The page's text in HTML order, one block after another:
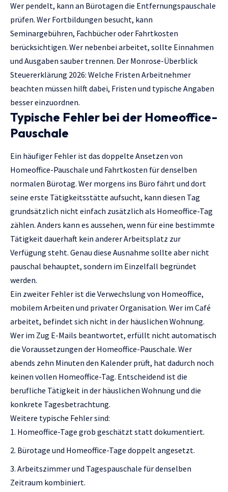
Wer pendelt, kann an Bürotagen die Entfernungspauschale
prüfen. Wer Fortbildungen besucht, kann
Seminargebühren, Fachbücher oder Fahrtkosten
berücksichtigen. Wer nebenbei arbeitet, sollte Einnahmen
und Ausgaben sauber trennen. Der Monrose-Überblick
Steuererklärung 2026: Welche Fristen Arbeitnehmer
beachten müssen hilft dabei, Fristen und typische Angaben
besser einzuordnen.
Typische Fehler bei der Homeoffice-
Pauschale
Ein häufiger Fehler ist das doppelte Ansetzen von
Homeoffice-Pauschale und Fahrtkosten für denselben
normalen Bürotag. Wer morgens ins Büro fährt und dort
seine erste Tätigkeitsstätte aufsucht, kann diesen Tag
grundsätzlich nicht einfach zusätzlich als Homeoffice-Tag
zählen. Anders kann es aussehen, wenn für eine bestimmte
Tätigkeit dauerhaft kein anderer Arbeitsplatz zur
Verfügung steht. Genau diese Ausnahme sollte aber nicht
pauschal behauptet, sondern im Einzelfall begründet
werden.
Ein zweiter Fehler ist die Verwechslung von Homeoffice,
mobilem Arbeiten und privater Organisation. Wer im Café
arbeitet, befindet sich nicht in der häuslichen Wohnung.
Wer im Zug E-Mails beantwortet, erfüllt nicht automatisch
die Voraussetzungen der Homeoffice-Pauschale. Wer
abends zehn Minuten den Kalender prüft, hat dadurch noch
keinen vollen Homeoffice-Tag. Entscheidend ist die
berufliche Tätigkeit in der häuslichen Wohnung und die
konkrete Tagesbetrachtung.
Weitere typische Fehler sind:
Homeoffice-Tage grob geschätzt statt dokumentiert.
Bürotage und Homeoffice-Tage doppelt angesetzt.
Arbeitszimmer und Tagespauschale für denselben
Zeitraum kombiniert.